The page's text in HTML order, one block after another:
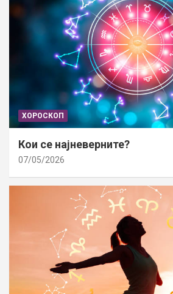
ХОРОСКОП
Кои се најневерните?
07/05/2026